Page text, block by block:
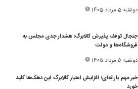
دوشنبه 5 مرداد 1405
جنجال توقف پذیرش کالابرگ؛ هشدار جدی مجلس به
فروشگاه‌ها و دولت
دوشنبه 5 مرداد 1405
خبر مهم یارانه‌ای؛ افزایش اعتبار کالابرگ این دهک‌ها کلید
خورد